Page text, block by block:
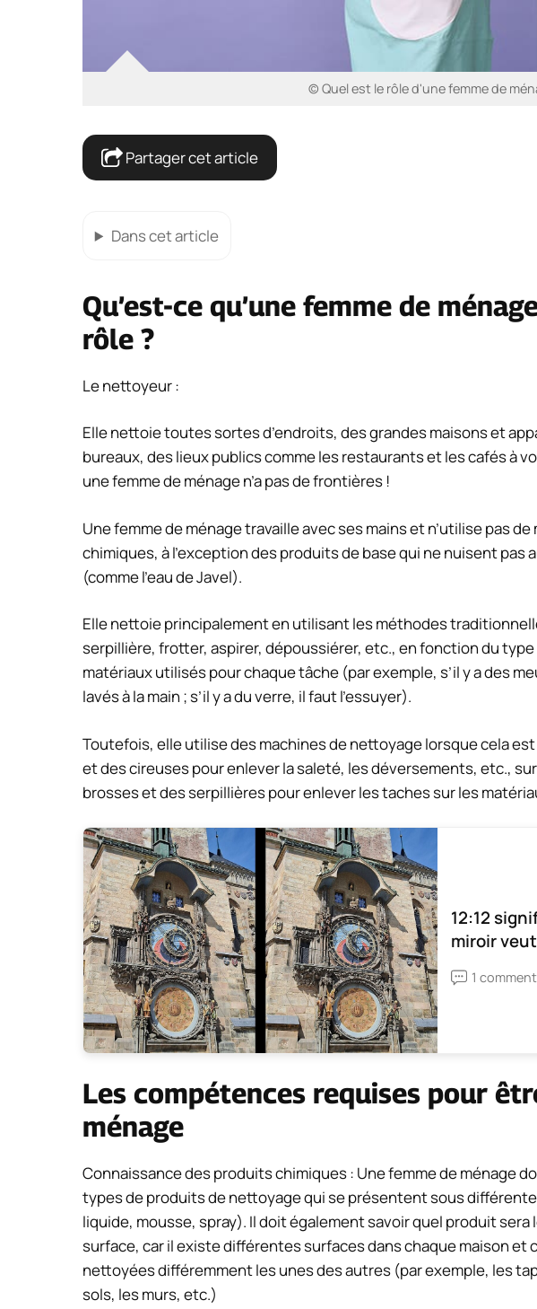
© Quel est le rôle d'une femme de
Partager cet article
Dans cet article
Qu’est-ce qu’une femme de
rôle ?
Le nettoyeur :
Elle nettoie toutes sortes d’endroits, des grandes maisons et
bureaux, des lieux publics comme les restaurants et les cafés à
une femme de ménage n’a pas de frontières !
Une femme de ménage travaille avec ses mains et n’utilise pas
chimiques, à l’exception des produits de base qui ne nuisent pas
(comme l’eau de Javel).
Elle nettoie principalement en utilisant les méthodes
serpillière, frotter, aspirer, dépoussiérer, etc., en fonction du
matériaux utilisés pour chaque tâche (par exemple, s’il y a des
lavés à la main ; s’il y a du verre, il faut l’essuyer).
Toutefois, elle utilise des machines de nettoyage lorsque cela
et des cireuses pour enlever la saleté, les déversements, etc.,
brosses et des serpillières pour enlever les taches sur les
12:12
miroir
1
Les compétences requises pour
ménage
Connaissance des produits chimiques : Une femme de ménage
types de produits de nettoyage qui se présentent sous
liquide, mousse, spray). Il doit également savoir quel produit
surface, car il existe différentes surfaces dans chaque maison et
nettoyées différemment les unes des autres (par exemple, les
sols, les murs, etc.)